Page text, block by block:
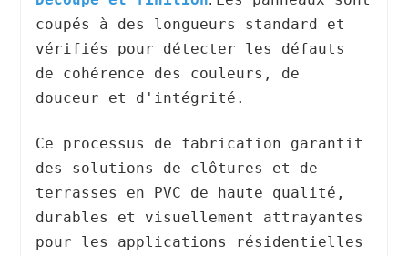
coupés à des longueurs standard et
vérifiés pour détecter les défauts
de cohérence des couleurs, de
douceur et d'intégrité.
Ce processus de fabrication garantit
des solutions de clôtures et de
terrasses en PVC de haute qualité,
durables et visuellement attrayantes
pour les applications résidentielles